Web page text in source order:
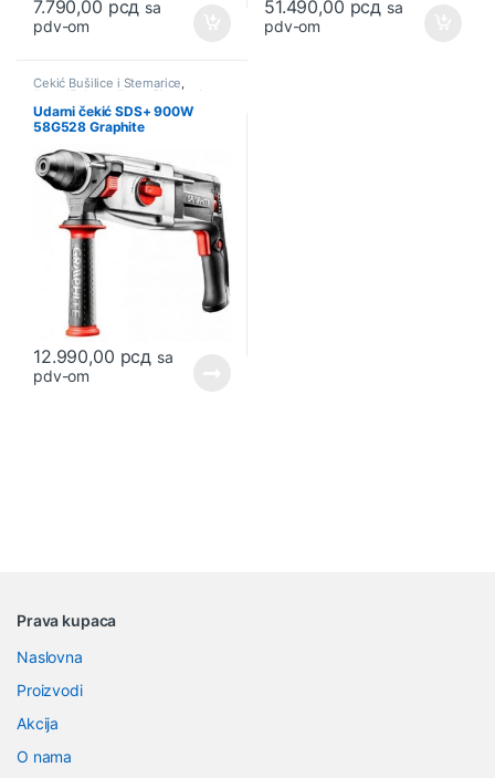
7.790,00 рсд sa
pdv-om
51.490,00 рсд sa
pdv-om
Čekić Bušilice i Štemarice,
Električni alat Zavrtači udarni
Udarni čekić SDS+ 900W
58G528 Graphite
12.990,00 рсд sa
pdv-om
Prava kupaca
Naslovna
Proizvodi
Akcija
O nama